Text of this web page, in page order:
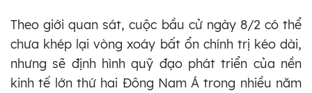
Theo giới quan sát, cuộc bầu cử ngày 8/2 có thể
chưa khép lại vòng xoáy bất ổn chính trị kéo dài,
nhưng sẽ định hình quỹ đạo phát triển của nền
kinh tế lớn thứ hai Đông Nam Á trong nhiều năm